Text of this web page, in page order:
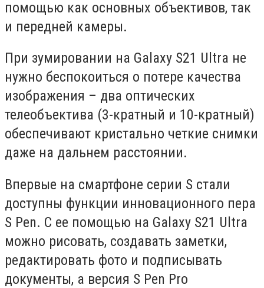
помощью как основных объективов, так
и передней камеры.
При зумировании на Galaxy S21 Ultra не
нужно беспокоиться о потере качества
изображения – два оптических
телеобъектива (3-кратный и 10-кратный)
обеспечивают кристально четкие снимки
даже на дальнем расстоянии.
Впервые на смартфоне серии S стали
доступны функции инновационного пера
S Pen. С ее помощью на Galaxy S21 Ultra
можно рисовать, создавать заметки,
редактировать фото и подписывать
документы, а версия S Pen Pro